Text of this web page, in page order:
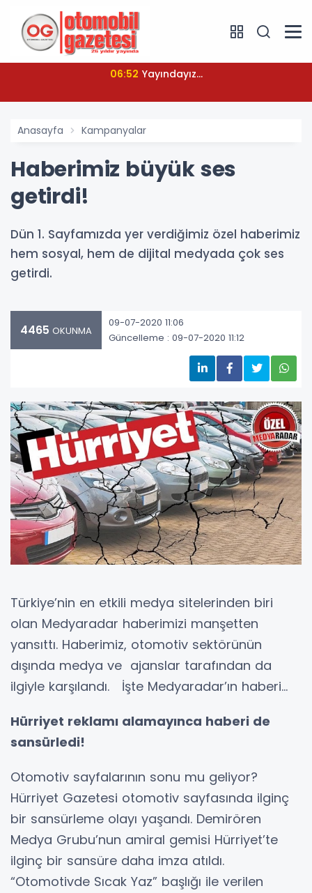
06:52 Yayındayız...
Anasayfa Kampanyalar
Haberimiz büyük ses
getirdi!
Dün 1. Sayfamızda yer verdiğimiz özel haberimiz
hem sosyal, hem de dijital medyada çok ses
getirdi.
4465 OKUNMA
09-07-2020 11:06
Güncelleme : 09-07-2020 11:12
Türkiye’nin en etkili medya sitelerinden biri
olan Medyaradar haberimizi manşetten
yansıttı. Haberimiz, otomotiv sektörünün
dışında medya ve ajanslar tarafından da
ilgiyle karşılandı. İşte Medyaradar’ın haberi…
Hürriyet reklamı alamayınca haberi de
sansürledi!
Otomotiv sayfalarının sonu mu geliyor?
Hürriyet Gazetesi otomotiv sayfasında ilginç
bir sansürleme olayı yaşandı. Demirören
Medya Grubu’nun amiral gemisi Hürriyet’te
ilginç bir sansüre daha imza atıldı.
“Otomotivde Sıcak Yaz” başlığı ile verilen